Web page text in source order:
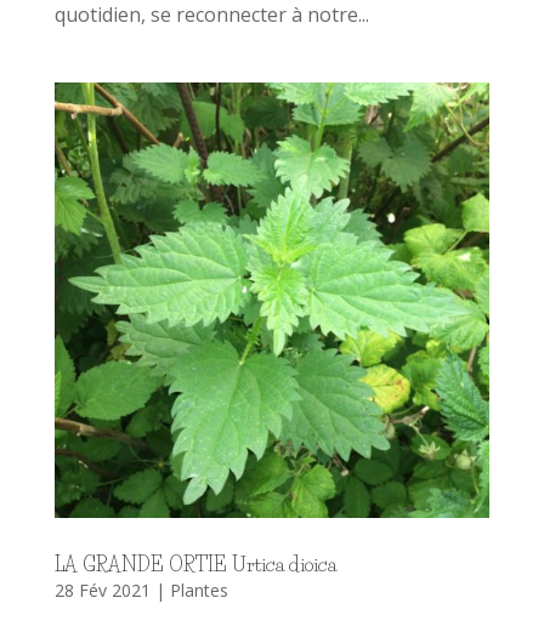
quotidien, se reconnecter à notre...
LA GRANDE ORTIE Urtica dioica
28 Fév 2021 | Plantes